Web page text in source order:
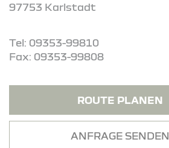
97753 Karlstadt
Tel: 09353-99810
Fax: 09353-99808
ROUTE PLANEN
ANFRAGE SENDEN